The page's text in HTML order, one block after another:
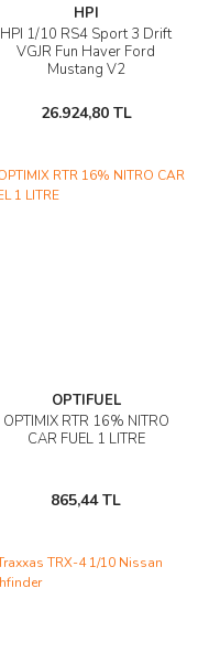
HPI
HPI 1/10 RS4 Sport 3 Drift
VGJR Fun Haver Ford
Mustang V2
26.924,80 TL
OPTIFUEL
OPTIMIX RTR 16% NITRO
CAR FUEL 1 LITRE
865,44 TL